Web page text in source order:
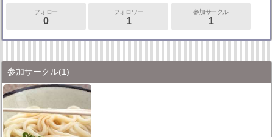
フォロー
0
フォロワー
1
参加サークル
1
参加サークル(1)